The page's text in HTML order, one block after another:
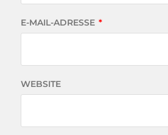
E-MAIL-ADRESSE *
WEBSITE